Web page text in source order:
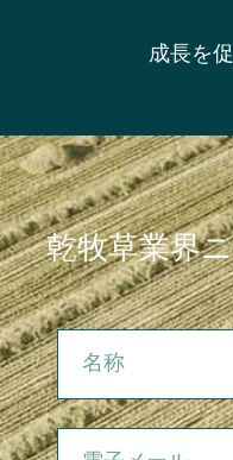
成長を
乾牧草業界
名称
電子メール